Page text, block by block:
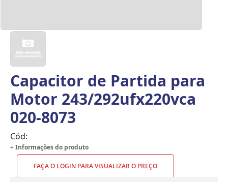
Capacitor de Partida para
Motor 243/292ufx220vca
020-8073
Cód:
+ Informações do produto
FAÇA O LOGIN PARA VISUALIZAR O PREÇO